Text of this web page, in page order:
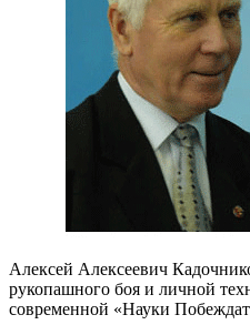
Алексей Алексеевич
рукопашного боя и личной
современной «Науки